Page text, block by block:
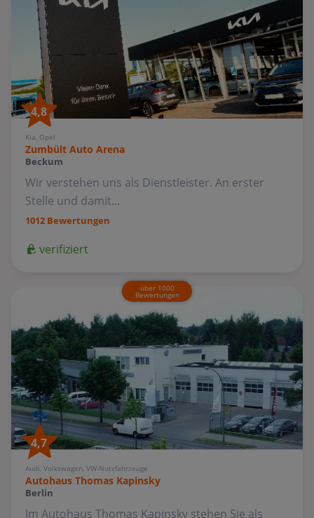
4,8
Kia, Opel
Zumbült Auto Arena
Beckum
Wir verstehen uns als Dienstleister. An erster
Stelle und damit...
1012 Bewertungen
verifiziert
über 1000
Bewertungen
4,7
Audi, Volkswagen, VW-Nutzfahrzeuge
Autohaus Thomas Kapinsky
Berlin
Im Autohaus Thomas Kapinsky stehen Sie als